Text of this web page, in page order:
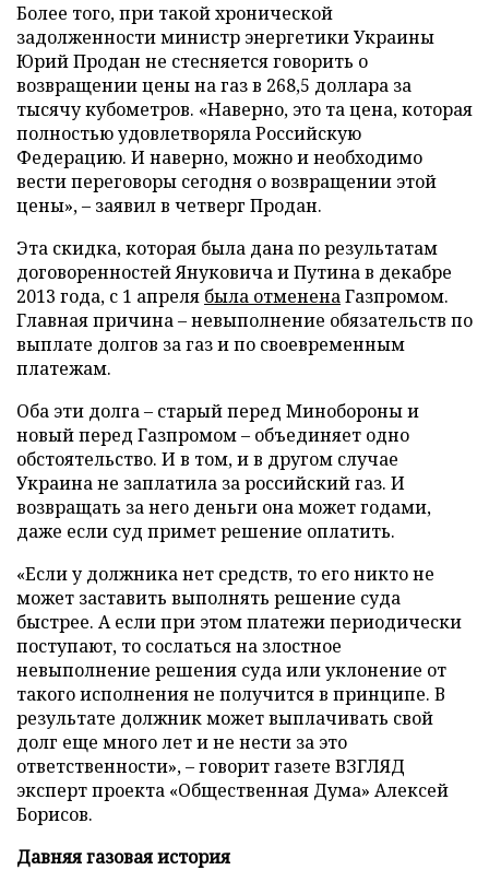
Более того, при такой хронической
задолженности министр энергетики Украины
Юрий Продан не стесняется говорить о
возвращении цены на газ в 268,5 доллара за
тысячу кубометров. «Наверно, это та цена, которая
полностью удовлетворяла Российскую
Федерацию. И наверно, можно и необходимо
вести переговоры сегодня о возвращении этой
цены», – заявил в четверг Продан.
Эта скидка, которая была дана по результатам
договоренностей Януковича и Путина в декабре
2013 года, с 1 апреля была отмененаГазпромом.
Главная причина – невыполнение обязательств по
выплате долгов за газ и по своевременным
платежам.
Оба эти долга – старый перед Минобороны и
новый перед Газпромом – объединяет одно
обстоятельство. И в том, и в другом случае
Украина не заплатила за российский газ. И
возвращать за него деньги она может годами,
даже если суд примет решение оплатить.
«Если у должника нет средств, то его никто не
может заставить выполнять решение суда
быстрее. А если при этом платежи периодически
поступают, то сослаться на злостное
невыполнение решения суда или уклонение от
такого исполнения не получится в принципе. В
результате должник может выплачивать свой
долг еще много лет и не нести за это
ответственности», – говорит газете ВЗГЛЯД
эксперт проекта «Общественная Дума» Алексей
Борисов.
Давняя газовая история